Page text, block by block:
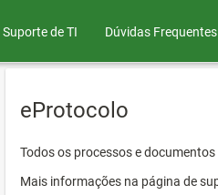
Suporte de TI Dúvidas Frequentes
eProtocolo
Todos os processos e
Mais informações na página de